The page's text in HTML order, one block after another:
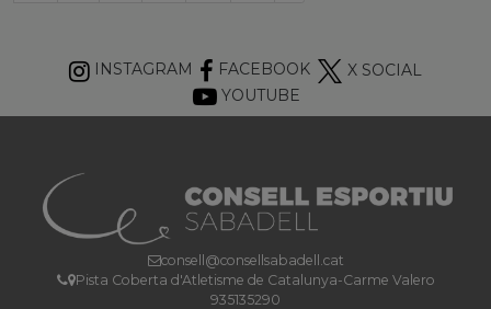
INSTAGRAM FACEBOOK
X SOCIAL
YOUTUBE
consell@consellsabadell.cat
Pista Coberta d'Atletisme de Catalunya-Carme Valero
935135290